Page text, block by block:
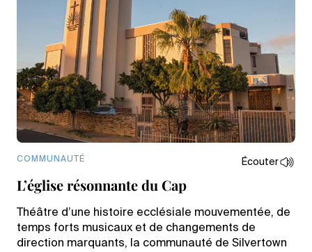
COMMUNAUTÉ Écouter
L’église résonnante du Cap
Théâtre d’une histoire ecclésiale mouvementée, de
temps forts musicaux et de changements de
direction marquants, la communauté de Silvertown